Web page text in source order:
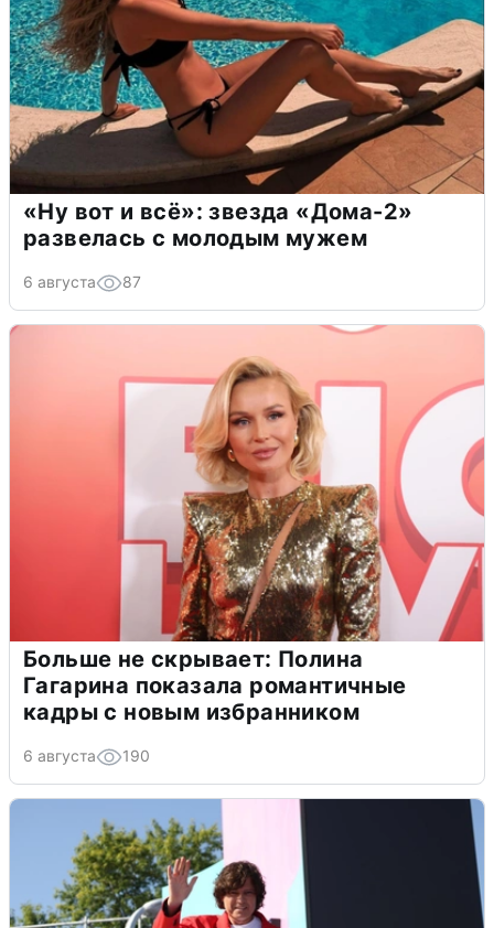
«Ну вот и всё»: звезда «Дома-2»
развелась с молодым мужем
6 августа 87
Больше не скрывает: Полина
Гагарина показала романтичные
кадры с новым избранником
6 августа 190